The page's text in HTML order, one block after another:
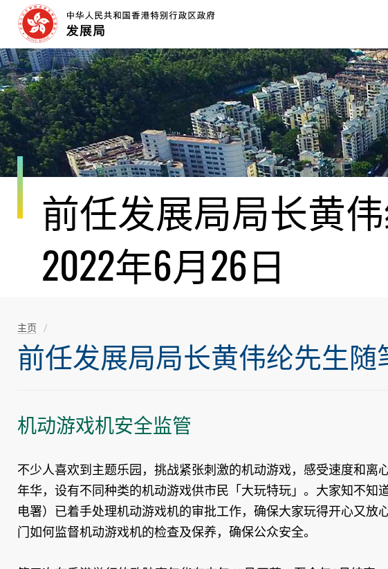
容
开
始
前任发展局局长黄
2022年6月26日
主页
前任发展局局长黄伟纶先生随
机动游戏机安全监管
不少人喜欢到主题乐园，挑战紧张刺激的机动游戏，感受速度和离
年华，设有不同种类的机动游戏供市民「大玩特玩」。大家知不知
电署）已着手处理机动游戏机的审批工作，确保大家玩得开心又放
门如何监督机动游戏机的检查及保养，确保公众安全。